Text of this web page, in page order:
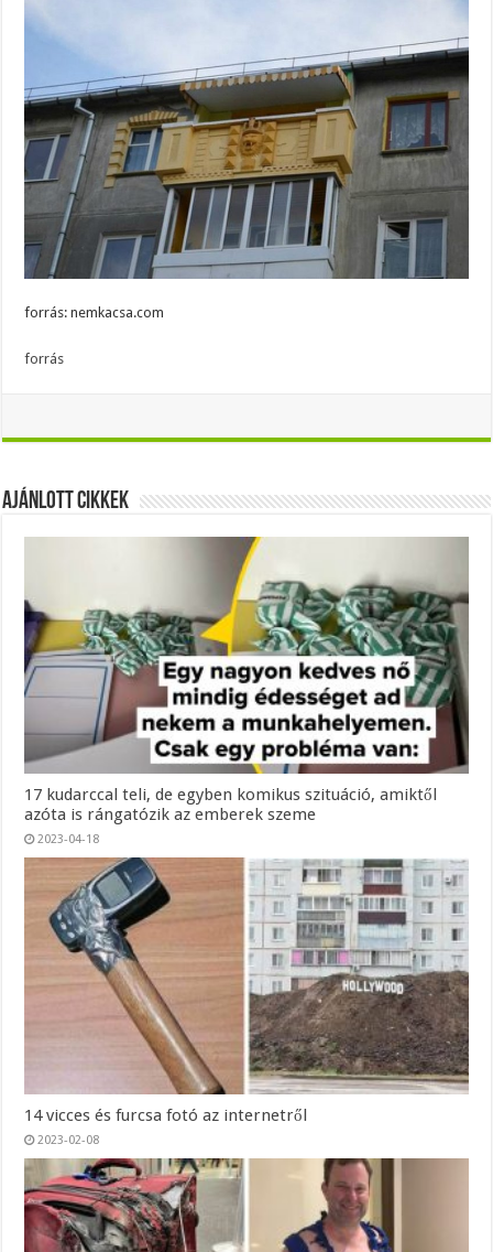
forrás: nemkacsa.com
forrás
Ajánlott Cikkek
17 kudarccal teli, de egyben komikus szituáció, amiktől
azóta is rángatózik az emberek szeme
2023-04-18
14 vicces és furcsa fotó az internetről
2023-02-08